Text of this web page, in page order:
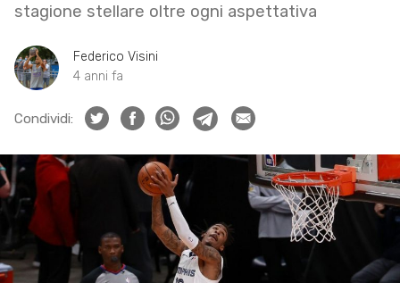
stagione stellare oltre ogni aspettativa
Federico Visini
4 anni fa
Condividi: